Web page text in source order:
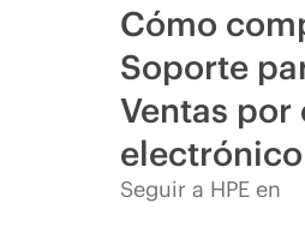
Cómo
Soporte
Ventas por
electrónico
Seguir a HPE en